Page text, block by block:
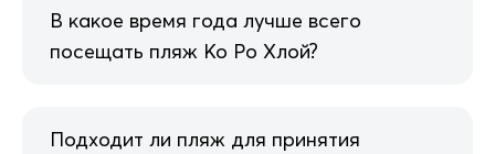
В какое время года лучше всего
посещать пляж Ко Ро Хлой?
Подходит ли пляж для принятия